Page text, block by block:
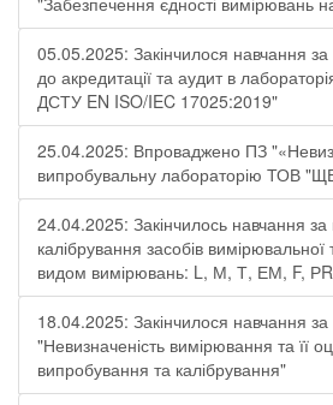
05.05.2025: Закінчилося навчання за
до акредитації та аудит в
ДСТУ EN ISO/IEC 17025:2019"
25.04.2025: Впроваджено ПЗ
випробувальну лабораторію ТОВ
24.04.2025: Закінчилось навчання за
калібрування засобів
видом вимірювань: L, М, Т, ЕМ, F,
18.04.2025: Закінчилося навчання
"Невизначеність вимірювання та її
випробування та калібрування"